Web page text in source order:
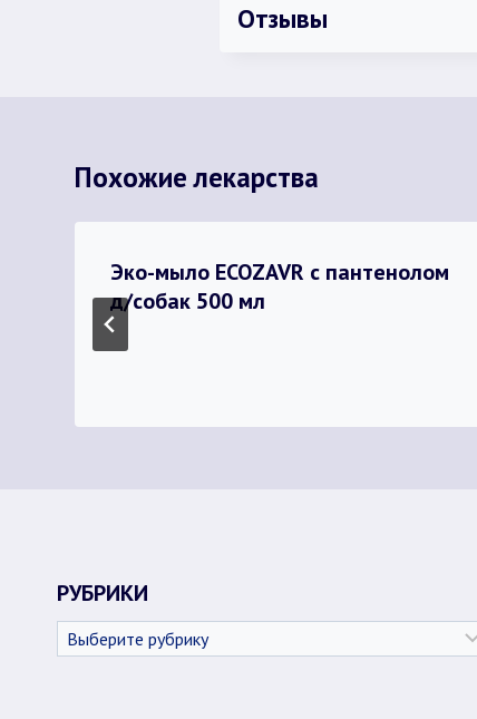
Отзывы
Похожие лекарства
Эко-мыло ECOZAVR с пантенолом
д/собак 500 мл
РУБРИКИ
Рубрики